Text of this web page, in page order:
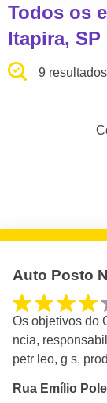
Todos os
Itapira, SP
9
Auto Posto
Os objetivos do
ncia,
petr leo, g s,
Rua Emílio